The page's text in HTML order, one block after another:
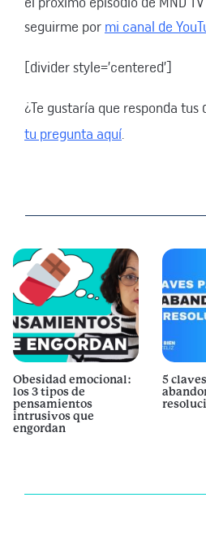
el próximo episodio de MND
seguirme por mi canal de
[divider style=’centered’]
¿Te gustaría que responda tus
tu pregunta aquí.
Obesidad emocional:
los 3 tipos de
pensamientos
intrusivos que
engordan
5